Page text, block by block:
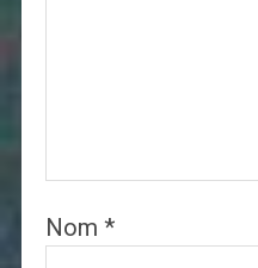
Nom *